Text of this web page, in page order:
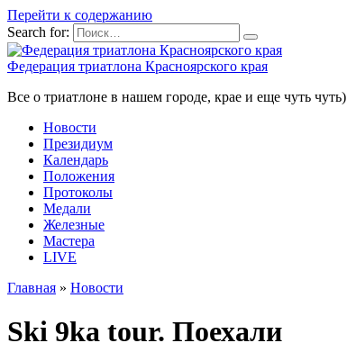
Перейти к содержанию
Search for:
Федерация триатлона Красноярского края
Все о триатлоне в нашем городе, крае и еще чуть чуть)
Новости
Президиум
Календарь
Положения
Протоколы
Медали
Железные
Мастера
LIVE
Главная » Новости
Ski 9ka tour. Поехали